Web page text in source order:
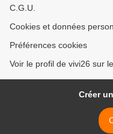
C.G.U.
Cookies et données
Préférences cookies
Voir le profil de vivi26 sur
Créer